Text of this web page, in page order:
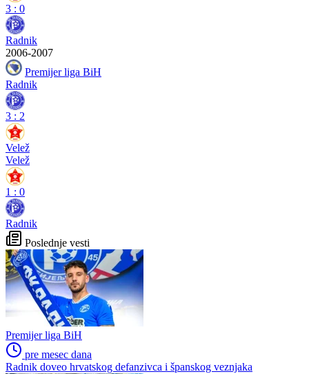
3 : 0
Radnik
2006-2007
Premijer liga BiH
Radnik
3 : 2
Velež
Velež
1 : 0
Radnik
Poslednje vesti
Premijer liga BiH
pre mesec dana
Radnik doveo hrvatskog defanzivca i španskog veznjaka